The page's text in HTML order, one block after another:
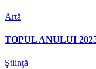
Artă
TOPUL ANULUI
Ştiinţă